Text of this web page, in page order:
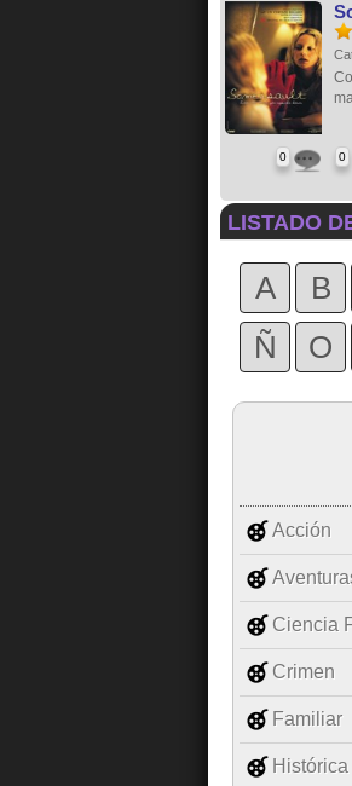
0 0
LISTADO
A B
Ñ
O
Acción
Ciencia
Crimen
Familiar
Histórica